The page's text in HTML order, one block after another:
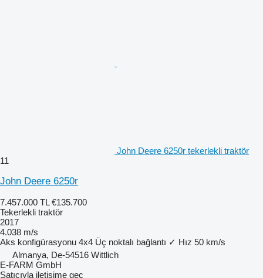
John Deere 6250r tekerlekli traktör
11
John Deere 6250r
7.457.000 TL €135.700
Tekerlekli traktör
2017
4.038 m/s
Aks konfigürasyonu 4x4 Üç noktalı bağlantı ✓ Hız 50 km/s
Almanya, De-54516 Wittlich
E-FARM GmbH
Satıcıyla iletişime geç